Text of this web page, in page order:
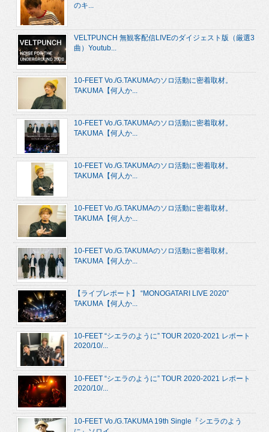
のキ...
VELTPUNCH 無観客配信LIVEのダイジェスト版（厳選3
曲）Youtub...
10-FEET Vo./G.TAKUMAのソロ活動に密着取材。
TAKUMA【何人か...
10-FEET Vo./G.TAKUMAのソロ活動に密着取材。
TAKUMA【何人か...
10-FEET Vo./G.TAKUMAのソロ活動に密着取材。
TAKUMA【何人か...
10-FEET Vo./G.TAKUMAのソロ活動に密着取材。
TAKUMA【何人か...
10-FEET Vo./G.TAKUMAのソロ活動に密着取材。
TAKUMA【何人か...
【ライブレポート】 “MONOGATARI LIVE 2020”
TAKUMA【何人か...
10-FEET “シエラのように” TOUR 2020-2021 レポート
2020/10/...
10-FEET “シエラのように” TOUR 2020-2021 レポート
2020/10/...
10-FEET Vo./G.TAKUMA 19th Single『シエラのよう